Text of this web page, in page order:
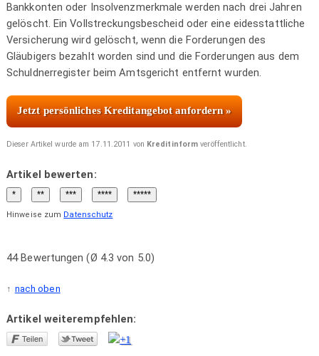
Bankkonten oder Insolvenzmerkmale werden nach drei Jahren
gelöscht. Ein Vollstreckungsbescheid oder eine eidesstattliche
Versicherung wird gelöscht, wenn die Forderungen des
Gläubigers bezahlt worden sind und die Forderungen aus dem
Schuldnerregister beim Amtsgericht entfernt wurden.
Jetzt persönliches Kreditangebot anfordern »
Dieser Artikel wurde am 17.11.2011 von Kreditinform veröffentlicht.
Artikel bewerten:
Hinweise zum Datenschutz
44 Bewertungen (Ø 4.3 von 5.0)
nach oben
Artikel weiterempfehlen: